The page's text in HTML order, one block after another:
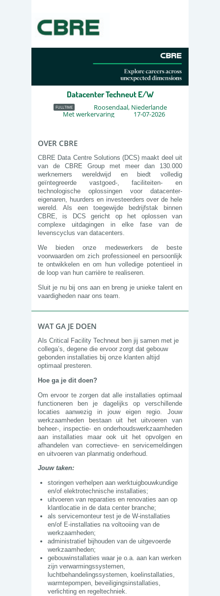
Datacenter Techneut E/W
FULLTIME Roosendaal, Niederlande
Met werkervaring 17-07-2026
OVER CBRE
CBRE Data Centre Solutions (DCS) maakt deel uit
van de CBRE Group met meer dan 130.000
werknemers wereldwijd en biedt volledig
geïntegreerde vastgoed-, faciliteiten- en
technologische oplossingen voor datacenter-
eigenaren, huurders en investeerders over de hele
wereld. Als een toegewijde bedrijfstak binnen
CBRE, is DCS gericht op het oplossen van
complexe uitdagingen in elke fase van de
levenscyclus van datacenters.
We bieden onze medewerkers de beste
voorwaarden om zich professioneel en persoonlijk
te ontwikkelen en om hun volledige potentieel in
de loop van hun carrière te realiseren.
Sluit je nu bij ons aan en breng je unieke talent en
vaardigheden naar ons team.
WAT GA JE DOEN
Als Critical Facility Techneut ben jij samen met je
collega’s, degene die ervoor zorgt dat gebouw
gebonden installaties bij onze klanten altijd
optimaal presteren.
Hoe ga je dit doen?
Om ervoor te zorgen dat alle installaties optimaal
functioneren ben je dagelijks op verschillende
locaties aanwezig in jouw eigen regio. Jouw
werkzaamheden bestaan uit het uitvoeren van
beheer-, inspectie- en onderhoudswerkzaamheden
aan installaties maar ook uit het opvolgen en
afhandelen van correctieve- en servicemeldingen
en uitvoeren van planmatig onderhoud.
Jouw taken:
storingen verhelpen aan werktuigbouwkundige
en/of elektrotechnische installaties;
uitvoeren van reparaties en renovaties aan op
klantlocatie in de data center branche;
als servicemonteur test je de W-installaties
en/of E-installaties na voltooiing van de
werkzaamheden;
administratief bijhouden van de uitgevoerde
werkzaamheden;
gebouwinstallaties waar je o.a. aan kan werken
zijn verwarmingssystemen,
luchtbehandelingssystemen, koelinstallaties,
warmtepompen, beveiligingsinstallaties,
verlichting en regeltechniek.